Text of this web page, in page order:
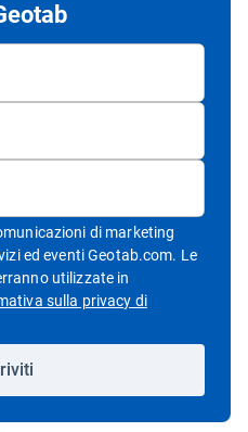
di marketing
ed eventi Geotab.com. Le
utilizzate in
sulla privacy di